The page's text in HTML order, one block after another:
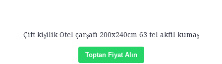
Çift kişilik Otel çarşafı 200x240cm 63 tel akfil kumaş
Toptan Fiyat Alın